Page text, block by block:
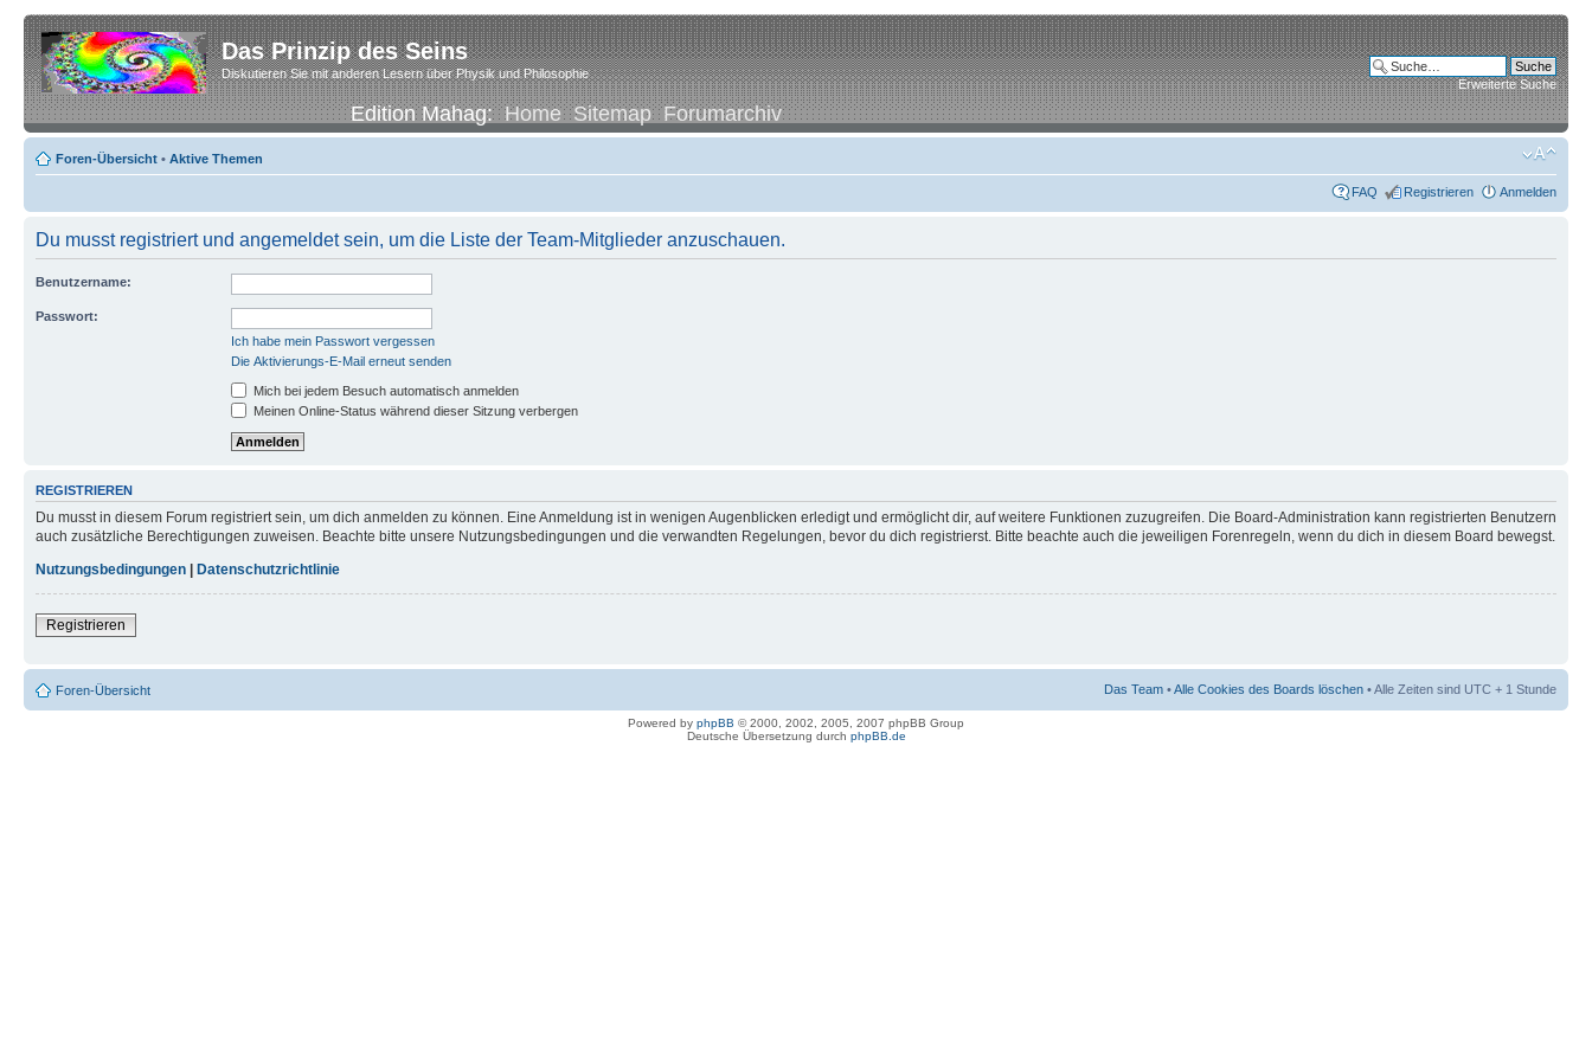
Das Prinzip des Seins
Diskutieren Sie mit anderen Lesern über Physik und Philosophie
Edition Mahag:Home Sitemap Forumarchiv
Erweiterte Suche
Foren-Übersicht • Aktive Themen
FAQ Registrieren Anmelden
Du musst registriert und angemeldet sein, um die Liste der Team-Mitglieder anzuschauen.
Benutzername:
Passwort:
Ich habe mein Passwort vergessen
Die Aktivierungs-E-Mail erneut senden
Mich bei jedem Besuch automatisch anmelden
Meinen Online-Status während dieser Sitzung verbergen
REGISTRIEREN
Du musst in diesem Forum registriert sein, um dich anmelden zu können. Eine Anmeldung ist in wenigen Augenblicken erledigt und ermöglicht dir, auf weitere Funktionen zuzugreifen. Die Board-Administration kann registrierten Benutzern
auch zusätzliche Berechtigungen zuweisen. Beachte bitte unsere Nutzungsbedingungen und die verwandten Regelungen, bevor du dich registrierst. Bitte beachte auch die jeweiligen Forenregeln, wenn du dich in diesem Board bewegst.
Nutzungsbedingungen
Datenschutzrichtlinie
Registrieren
Foren-Übersicht Das Team •Alle Cookies des Boards löschen • Alle Zeiten sind UTC + 1 Stunde
Powered by phpBB © 2000, 2002, 2005, 2007 phpBB Group
Deutsche Übersetzung durch phpBB.de